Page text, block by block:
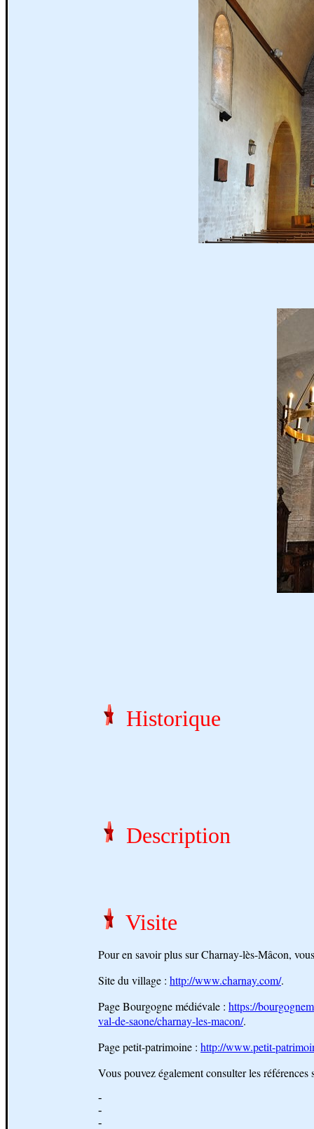
Historique
Description
Visite
Pour en savoir plus sur Charnay-lès-Mâcon,
Site du village : http://www.charnay.com/.
Page Bourgogne médiévale : https://
val-de-saone/charnay-les-macon/.
Page petit-patrimoine : http://www.petit-
Vous pouvez également consulter les références
-
-
-